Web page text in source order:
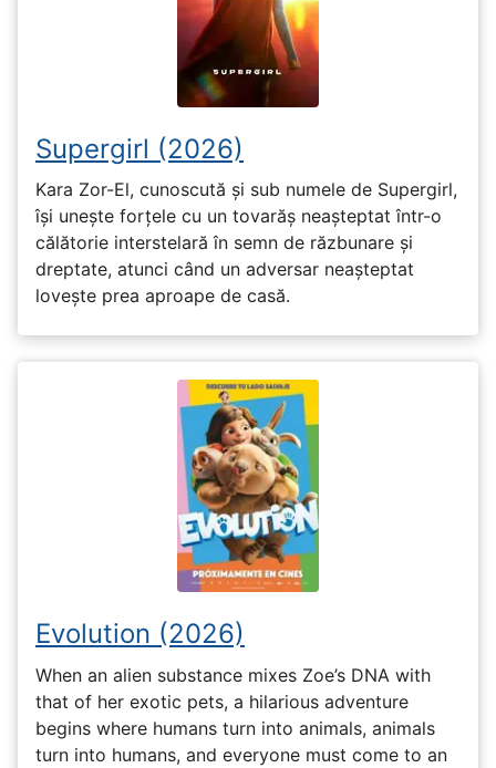
Supergirl (2026)
Kara Zor-El, cunoscută și sub numele de Supergirl,
își unește forțele cu un tovarăș neașteptat într-o
călătorie interstelară în semn de răzbunare și
dreptate, atunci când un adversar neașteptat
lovește prea aproape de casă.
Evolution (2026)
When an alien substance mixes Zoe’s DNA with
that of her exotic pets, a hilarious adventure
begins where humans turn into animals, animals
turn into humans, and everyone must come to an